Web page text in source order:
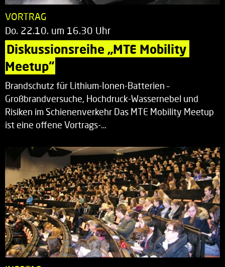
VORTRAG
Do. 22.10. um 16.30 Uhr
Diskussionsreihe „MTE Mobility
Meetup“
Brandschutz für Lithium-Ionen-Batterien –
Großbrandversuche, Hochdruck-Wassernebel und
Risiken im Schienenverkehr Das MTE Mobility Meetup
ist eine offene Vortrags-…